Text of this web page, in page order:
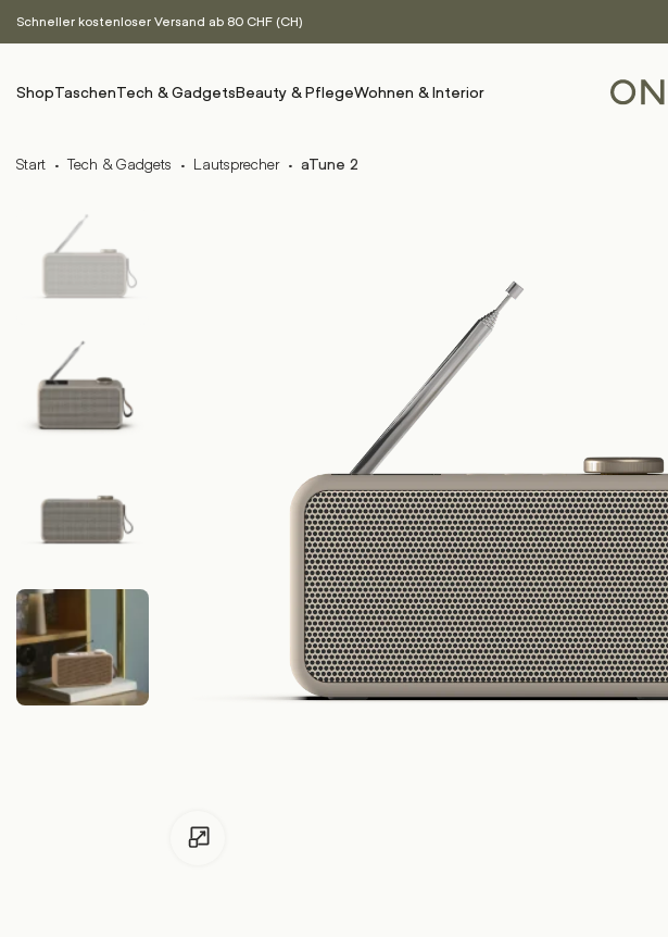
Schneller kostenloser Versand ab 80 CHF (CH)
ShopTaschenTech & GadgetsBeauty & PflegeWohnen & Interior
Start · Tech & Gadgets · Lautsprecher · aTune 2